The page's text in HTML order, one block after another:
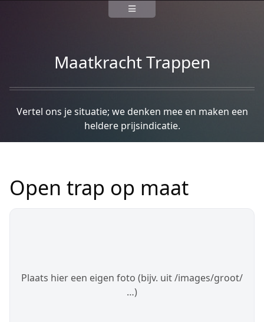
Maatkracht Trappen
Vertel ons je situatie; we denken mee en maken een
heldere prijsindicatie.
Open trap op maat
Plaats hier een eigen foto (bijv. uit /images/groot/
…)